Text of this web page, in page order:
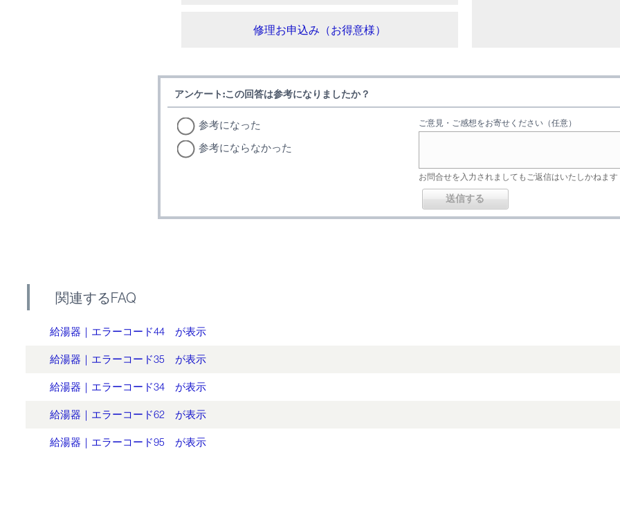
修理お申込み（お得意様）
アンケート:この回答は参考になりましたか？
参考になった
参考にならなかった
ご意見・ご感想をお寄せください（任意）
お問合せを入力されましてもご返信はいたしかねます
関連するFAQ
給湯器｜エラーコード44 が表示
給湯器｜エラーコード35 が表示
給湯器｜エラーコード34 が表示
給湯器｜エラーコード62 が表示
給湯器｜エラーコード95 が表示